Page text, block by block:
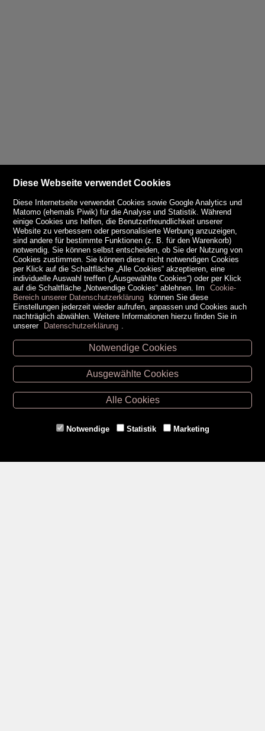
Unsere Öffnungszeiten
Retz -02942/20433
Hollabrunn -02952/30057
Eggenburg -02984/3836
Gmünd -
Diese Webseite verwendet Cookies
Diese Internetseite verwendet Cookies sowie Google Analytics und
Matomo (ehemals Piwik) für die Analyse und Statistik. Während
einige Cookies uns helfen, die Benutzerfreundlichkeit unserer
Website zu verbessern oder personalisierte Werbung anzuzeigen,
sind andere für bestimmte Funktionen (z. B. für den Warenkorb)
notwendig. Sie können selbst entscheiden, ob Sie der Nutzung von
Cookies zustimmen. Sie können diese nicht notwendigen Cookies
per Klick auf die Schaltfläche „Alle Cookies“ akzeptieren, eine
individuelle Auswahl treffen („Ausgewählte Cookies“) oder per Klick
auf die Schaltfläche „Notwendige Cookies“ ablehnen. Im
Cookie-
Bereich unserer Datenschutzerklärung können Sie diese
Einstellungen jederzeit wieder aufrufen, anpassen und Cookies auch
nachträglich abwählen. Weitere Informationen hierzu finden Sie in
unserer Datenschutzerklärung
Notwendige Cookies
Ausgewählte Cookies
Alle Cookies
Notwendige Statistik Marketing